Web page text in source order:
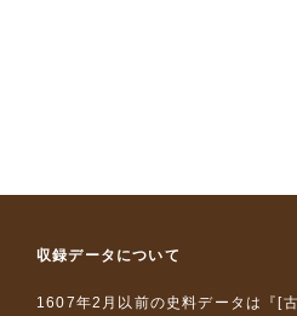
収録データについて
1607年2月以前の史料データは『 [